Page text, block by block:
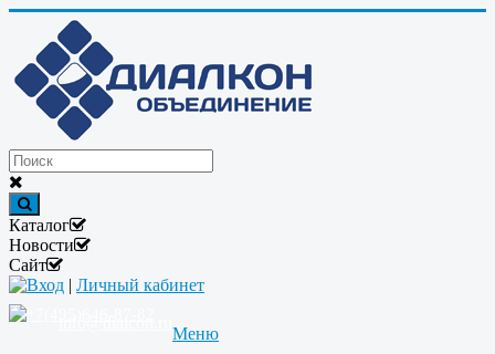
Каталог
Новости
Сайт
Вход | Личный кабинет
Меню